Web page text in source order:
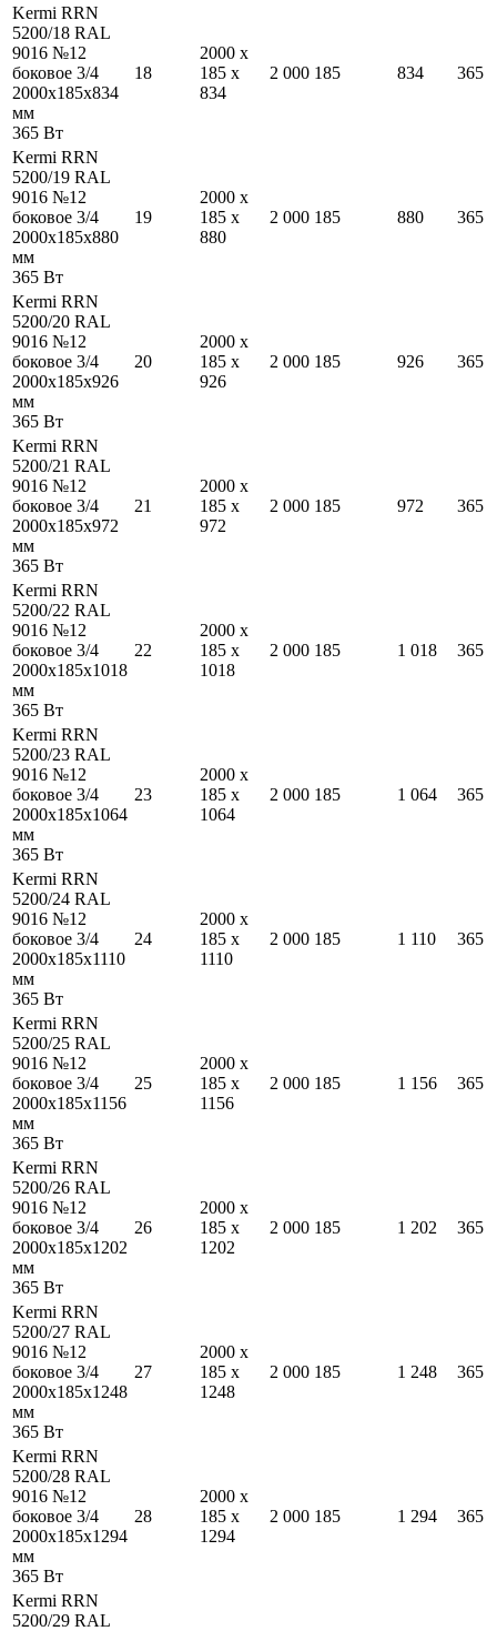
Kermi RRN
5200/18 RAL
9016 №12
боковое 3/4
2000x185x834
мм
365 Вт
18
2000 x
185 x
834
2 000 185 834 365
Kermi RRN
5200/19 RAL
9016 №12
боковое 3/4
2000x185x880
мм
365 Вт
19
2000 x
185 x
880
2 000 185 880 365
Kermi RRN
5200/20 RAL
9016 №12
боковое 3/4
2000x185x926
мм
365 Вт
20
2000 x
185 x
926
2 000 185 926 365
Kermi RRN
5200/21 RAL
9016 №12
боковое 3/4
2000x185x972
мм
365 Вт
21
2000 x
185 x
972
2 000 185 972 365
Kermi RRN
5200/22 RAL
9016 №12
боковое 3/4
2000x185x1018
мм
365 Вт
22
2000 x
185 x
1018
2 000 185 1 018 365
Kermi RRN
5200/23 RAL
9016 №12
боковое 3/4
2000x185x1064
мм
365 Вт
23
2000 x
185 x
1064
2 000 185 1 064 365
Kermi RRN
5200/24 RAL
9016 №12
боковое 3/4
2000x185x1110
мм
365 Вт
24
2000 x
185 x
1110
2 000 185 1 110 365
Kermi RRN
5200/25 RAL
9016 №12
боковое 3/4
2000x185x1156
мм
365 Вт
25
2000 x
185 x
1156
2 000 185 1 156 365
Kermi RRN
5200/26 RAL
9016 №12
боковое 3/4
2000x185x1202
мм
365 Вт
26
2000 x
185 x
1202
2 000 185 1 202 365
Kermi RRN
5200/27 RAL
9016 №12
боковое 3/4
2000x185x1248
мм
365 Вт
27
2000 x
185 x
1248
2 000 185 1 248 365
Kermi RRN
5200/28 RAL
9016 №12
боковое 3/4
2000x185x1294
мм
365 Вт
28
2000 x
185 x
1294
2 000 185 1 294 365
Kermi RRN
5200/29 RAL